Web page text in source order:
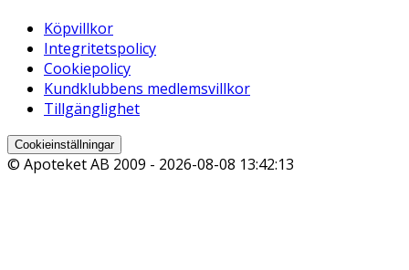
Köpvillkor
Integritetspolicy
Cookiepolicy
Kundklubbens medlemsvillkor
Tillgänglighet
Cookieinställningar
© Apoteket AB 2009 - 2026-08-08 13:42:13